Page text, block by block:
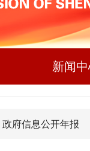
新闻
政府信息公开年报